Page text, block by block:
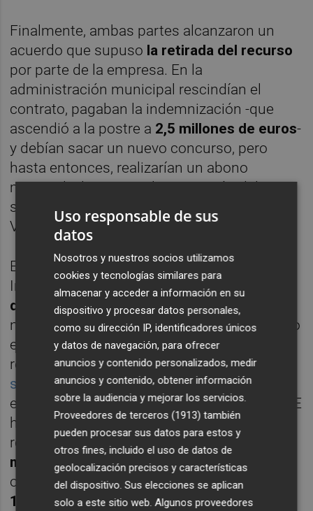
Finalmente, ambas partes alcanzaron un
acuerdo que supuso la retirada del recurso
por parte de la empresa. En la
administración municipal rescindían el
contrato, pagaban la indemnización -que
ascendió a la postre a 2,5 millones de euros-
y debían sacar un nuevo concurso, pero
hasta entonces, realizarían un abono
mensual a la UTE por la prestación del
servicio de grúa, que en una ciudad como
València no podía detenerse.
El problema fue que, pese a que la
Intervención municipal había dado
de un año parapublicar los pliegos para el
nuevo concurso, este período se ha alargado
en demasía. Más de tres años. Así,
recientemente el equipo de gobiernoha
sacado la nueva licitación, pero durante todo
este tiempo -desde 2017 hasta ahora- la UTE
ha estado prestando el servicio y cobrando
religiosamente en torno a 360.000 euros
mensualesmediante reconocimientos de
obligación, fuera de contrato. En total, más
12 millones de euros desde entonces
Uso responsable de sus
datos
Nosotros y nuestros socios utilizamos
cookies y tecnologías similares para
almacenar y acceder a información en su
dispositivo y procesar datos personales,
como su dirección IP, identificadores únicos
y datos de navegación, para ofrecer
anuncios y contenido personalizados, medir
anuncios y contenido, obtener información
sobre la audiencia y mejorar los servicios.
Proveedores de terceros (1913) también
pueden procesar sus datos para estos y
otros fines, incluido el uso de datos de
geolocalización precisos y características
del dispositivo. Sus elecciones se aplican
solo a este sitio web. Algunos proveedores